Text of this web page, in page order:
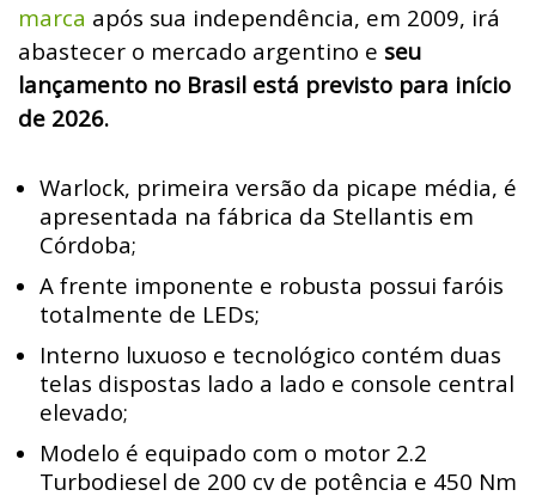
marca após sua independência, em 2009, irá
abastecer o mercado argentino e seu
lançamento no Brasil está previsto para início
de 2026.
Warlock, primeira versão da picape média, é
apresentada na fábrica da Stellantis em
Córdoba;
A frente imponente e robusta possui faróis
totalmente de LEDs;
Interno luxuoso e tecnológico contém duas
telas dispostas lado a lado e console central
elevado;
Modelo é equipado com o motor 2.2
Turbodiesel de 200 cv de potência e 450 Nm